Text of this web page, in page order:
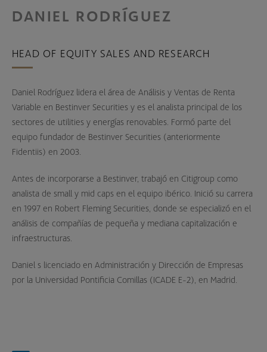
DANIEL RODRÍGUEZ
HEAD OF EQUITY SALES AND RESEARCH
Daniel Rodríguez lidera el área de Análisis y Ventas de Renta
Variable en Bestinver Securities y es el analista principal de los
sectores de utilities y energías renovables. Formó parte del
equipo fundador de Bestinver Securities (anteriormente
Fidentiis) en 2003.
Antes de incorporarse a Bestinver, trabajó en Citigroup como
analista de small y mid caps en el equipo ibérico. Inició su carrera
en 1997 en Robert Fleming Securities, donde se especializó en el
análisis de compañías de pequeña y mediana capitalización e
infraestructuras.
Daniel s licenciado en Administración y Dirección de Empresas
por la Universidad Pontificia Comillas (ICADE E-2), en Madrid.